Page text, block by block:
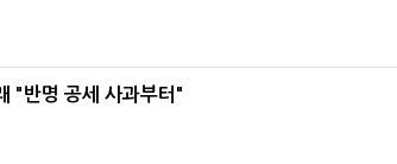
"반명 공세 사과부터"